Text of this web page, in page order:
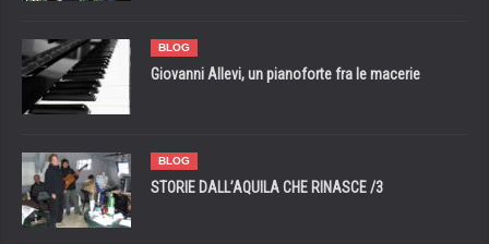
BLOG
Giovanni Allevi, un pianoforte fra le macerie
BLOG
STORIE DALL’AQUILA CHE RINASCE /3